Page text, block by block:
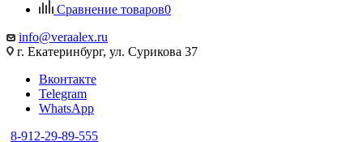
Сравнение товаров0
info@veraalex.ru
г. Екатеринбург, ул. Сурикова 37
Вконтакте
Telegram
WhatsApp
8-912-29-89-555